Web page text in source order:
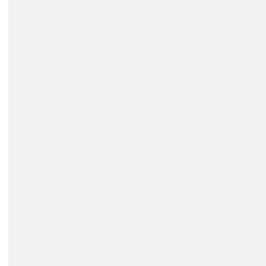
juiste keuze voor een volledige werkdiepte van 400 mm